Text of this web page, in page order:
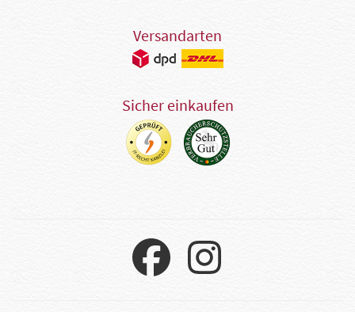
Versandarten
Sicher einkaufen